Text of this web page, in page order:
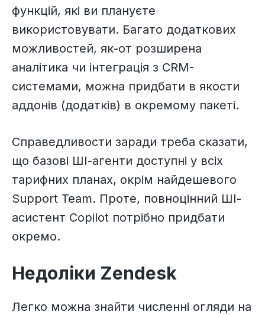
функцій, які ви плануєте
використовувати. Багато додаткових
можливостей, як-от розширена
аналітика чи інтеграція з CRM-
системами, можна придбати в якости
аддонів (додатків) в окремому пакеті.
Справедливости заради треба сказати,
що базові ШІ-агенти доступні у всіх
тарифних планах, окрім найдешевого
Support Team. Проте, повноцінний ШІ-
асистент Copilot потрібно придбати
окремо.
Недоліки Zendesk
Легко можна знайти численні огляди на